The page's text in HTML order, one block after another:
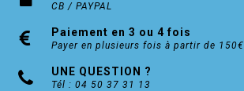
CB / PAYPAL
Paiement en 3 ou 4 fois
Payer en plusieurs fois à partir de 150€
UNE QUESTION ?
Tél : 04 50 37 31 13